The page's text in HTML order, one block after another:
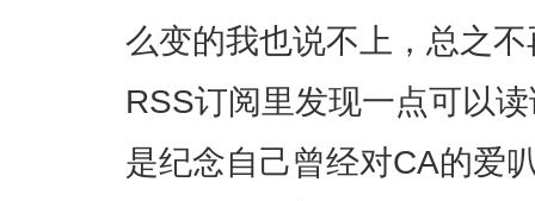
么变的我也说不上，总之
RSS订阅里发现一点可以
是纪念自己曾经对CA的爱